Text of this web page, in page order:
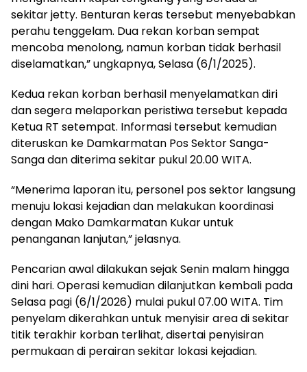
sekitar jetty. Benturan keras tersebut menyebabkan
perahu tenggelam. Dua rekan korban sempat
mencoba menolong, namun korban tidak berhasil
diselamatkan,” ungkapnya, Selasa (6/1/2025).
Kedua rekan korban berhasil menyelamatkan diri
dan segera melaporkan peristiwa tersebut kepada
Ketua RT setempat. Informasi tersebut kemudian
diteruskan ke Damkarmatan Pos Sektor Sanga-
Sanga dan diterima sekitar pukul 20.00 WITA.
“Menerima laporan itu, personel pos sektor langsung
menuju lokasi kejadian dan melakukan koordinasi
dengan Mako Damkarmatan Kukar untuk
penanganan lanjutan,” jelasnya.
Pencarian awal dilakukan sejak Senin malam hingga
dini hari. Operasi kemudian dilanjutkan kembali pada
Selasa pagi (6/1/2026) mulai pukul 07.00 WITA. Tim
penyelam dikerahkan untuk menyisir area di sekitar
titik terakhir korban terlihat, disertai penyisiran
permukaan di perairan sekitar lokasi kejadian.